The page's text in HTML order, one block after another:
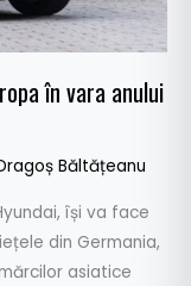
în vara anului
Băltățeanu
își va face
din Germania,
asiatice